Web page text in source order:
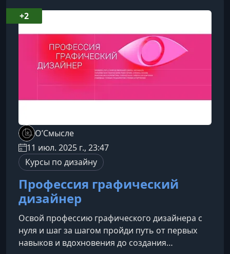
построено так, чтобы шаг за шагом провести
вас от базового освоения Twinmotion до
уверенного создания профессиональных
рендеров, анимаци
О’Смысле
11 июл. 2025 г., 23:47
Курсы по дизайну
Профессия графический
дизайнер
Освой профессию графического дизайнера с
нуля и шаг за шагом пройди путь от первых
навыков и вдохновения до создания
+2